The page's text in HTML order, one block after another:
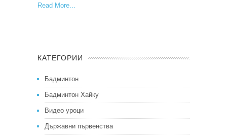
Read More
КАТЕГОРИИ
Бадминтон
Бадминтон Хайку
Видео уроци
Държавни първенства